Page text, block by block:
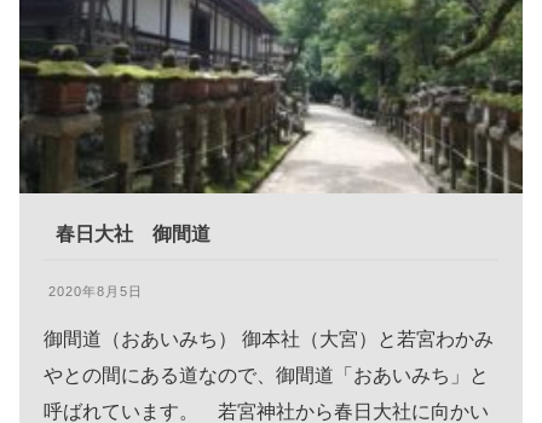
春日大社 御間道
2020年8月5日
御間道（おあいみち） 御本社（大宮）と若宮わかみ
やとの間にある道なので、御間道「おあいみち」と
呼ばれています。 若宮神社から春日大社に向かい